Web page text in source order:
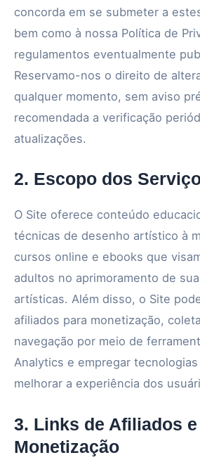
concorda em se submeter a
bem como à nossa Política de
regulamentos eventualmente
Reservamo-nos o direito de
qualquer momento, sem aviso
recomendada a verificação
atualizações.
2. Escopo dos
O Site oferece conteúdo
técnicas de desenho artístico à
cursos online e ebooks que
adultos no aprimoramento de
artísticas. Além disso, o Site
afiliados para monetização,
navegação por meio de
Analytics e empregar tecnologias
melhorar a experiência dos
3. Links de Afiliados e
Monetização